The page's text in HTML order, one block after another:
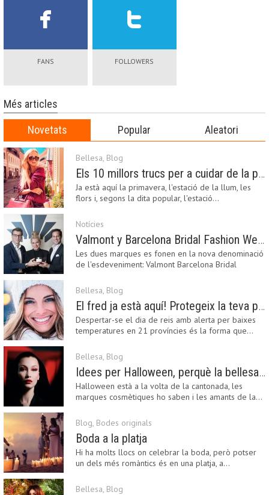
FANS FOLLOWERS
Més articles
Novetats Popular Aleatori
Bellesa, Blog
Els 10 millors trucs per a cuidar de la pell a la primavera
Ja està aquí la primavera, l'estació de la llum, les
flors i, segons la dita popular, l'estació…
Notícies
Valmont y Barcelona Bridal Fashion Week s’uneixen per donar impuls a la creativitat, la innovació i el disseny de la moda nupcial
Les dues marques es fonen en la nova denominació
de l'esdeveniment: Valmont Barcelona Bridal
Bellesa, Blog
El fred ja està aquí! Protegeix la teva pell amb els nostres consells i propostes
Despertar-se el dia de reis amb alerta per baixes
temperatures en 21 províncies és la forma que…
Bellesa, Blog
Idees per Halloween, perquè la bellesa pot ser terrorífica
Halloween està a la volta de la cantonada, les
marques cosmètiques ho saben i les amants de la…
Blog, Bodes originals
Boda a la platja
Hi ha molts llocs on celebrar la boda, però potser
un dels més romàntics és en una platja, a…
Bellesa, Blog